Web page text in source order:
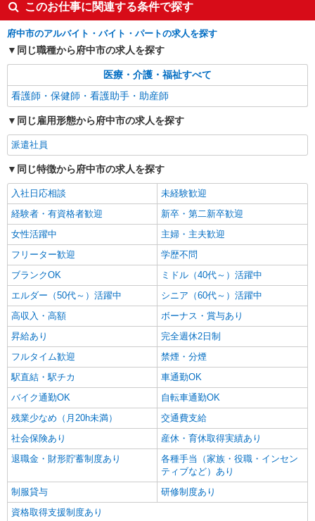
このお仕事に関連する条件で探す
府中市のアルバイト・バイト・パートの求人を探す
同じ職種から府中市の求人を探す
医療・介護・福祉すべて
看護師・保健師・看護助手・助産師
同じ雇用形態から府中市の求人を探す
派遣社員
同じ特徴から府中市の求人を探す
入社日応相談
未経験歓迎
経験者・有資格者歓迎
新卒・第二新卒歓迎
女性活躍中
主婦・主夫歓迎
フリーター歓迎
学歴不問
ブランクOK
ミドル（40代～）活躍中
エルダー（50代～）活躍中
シニア（60代～）活躍中
高収入・高額
ボーナス・賞与あり
昇給あり
完全週休2日制
フルタイム歓迎
禁煙・分煙
駅直結・駅チカ
車通勤OK
バイク通勤OK
自転車通勤OK
残業少なめ（月20h未満）
交通費支給
社会保険あり
産休・育休取得実績あり
退職金・財形貯蓄制度あり
各種手当（家族・役職・インセン
ティブなど）あり
制服貸与
研修制度あり
資格取得支援制度あり